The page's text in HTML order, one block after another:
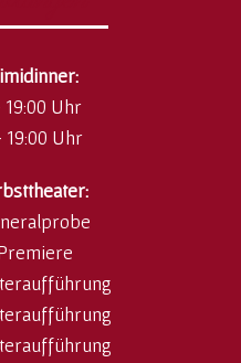
19:00 Uhr
19:00 Uhr